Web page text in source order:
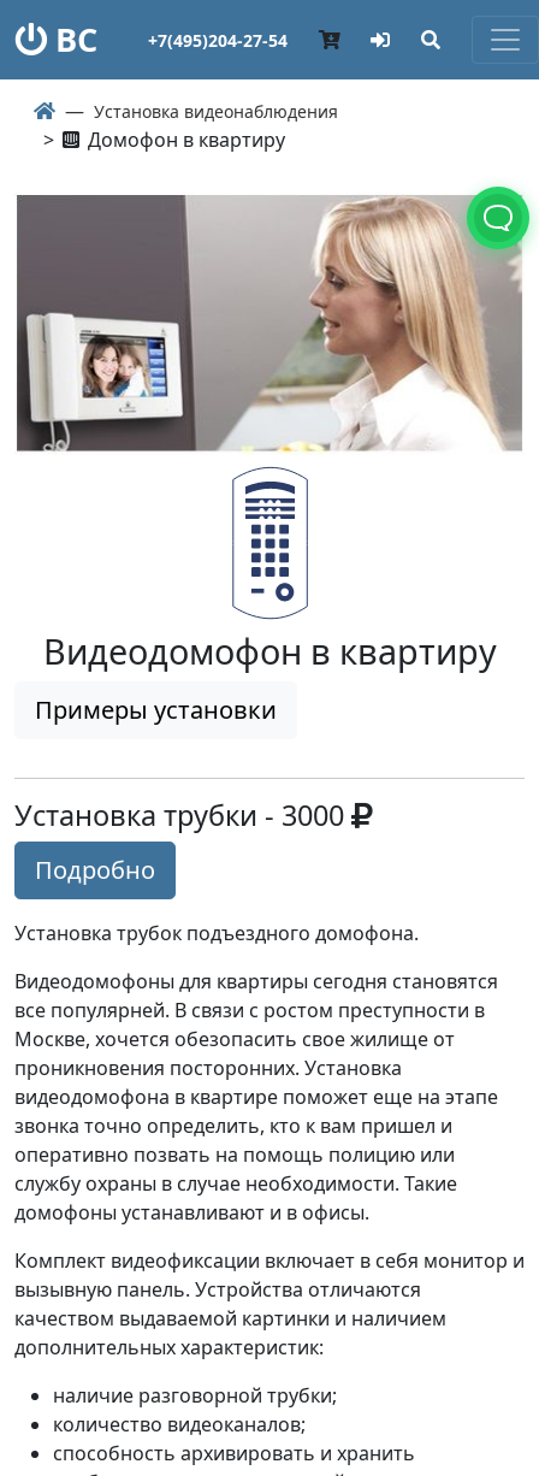
ВС +7(495)204-27-54
Установка видеонаблюдения
> Домофон в квартиру
Видеодомофон в квартиру
Примеры установки
Установка трубки - 3000
Подробно
Установка трубок подъездного домофона.
Видеодомофоны для квартиры сегодня становятся
все популярней. В связи с ростом преступности в
Москве, хочется обезопасить свое жилище от
проникновения посторонних. Установка
видеодомофона в квартире поможет еще на этапе
звонка точно определить, кто к вам пришел и
оперативно позвать на помощь полицию или
службу охраны в случае необходимости. Такие
домофоны устанавливают и в офисы.
Комплект видеофиксации включает в себя монитор и
вызывную панель. Устройства отличаются
качеством выдаваемой картинки и наличием
дополнительных характеристик:
наличие разговорной трубки;
количество видеоканалов;
способность архивировать и хранить